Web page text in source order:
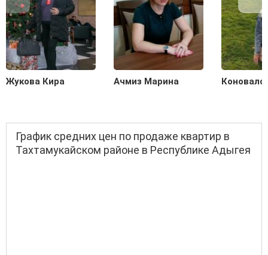
Жукова Кира Ачмиз Марина
График средних цен по продаже квартир в
Тахтамукайском районе в Республике Адыгея